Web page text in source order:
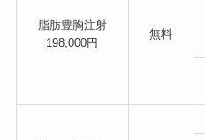
脂肪豊胸注射
198,000円
無料